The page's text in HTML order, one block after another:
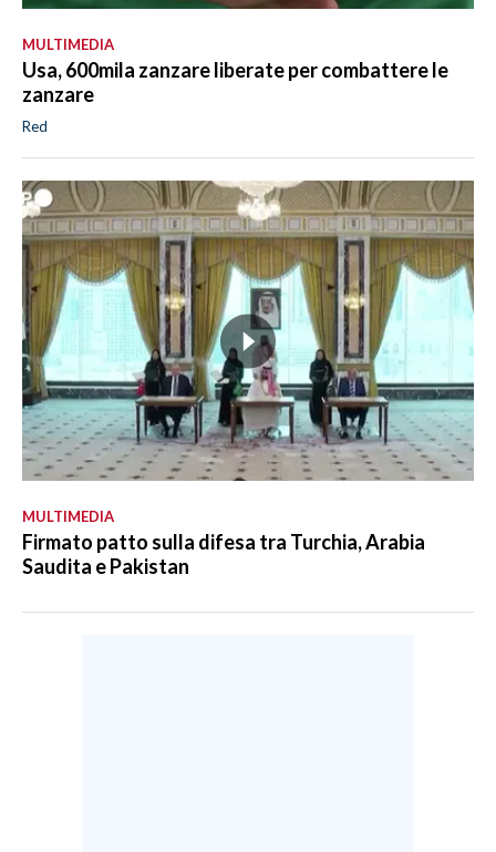
MULTIMEDIA
Usa, 600mila zanzare liberate per combattere le
zanzare
Red
MULTIMEDIA
Firmato patto sulla difesa tra Turchia, Arabia
Saudita e Pakistan